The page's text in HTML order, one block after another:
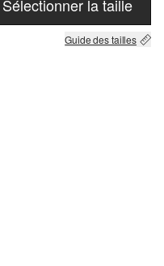
Sélectionner la taille
Guide des tailles